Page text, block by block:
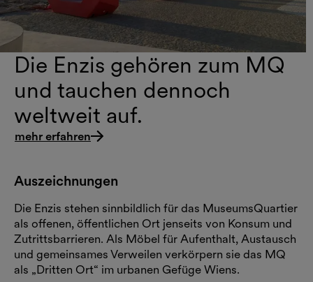
Die Enzis gehören zum MQ
und tauchen dennoch
weltweit auf.
mehr erfahren
Auszeichnungen
Die Enzis stehen sinnbildlich für das MuseumsQuartier
als offenen, öffentlichen Ort jenseits von Konsum und
Zutrittsbarrieren. Als Möbel für Aufenthalt, Austausch
und gemeinsames Verweilen verkörpern sie das MQ
als „Dritten Ort“ im urbanen Gefüge Wiens.